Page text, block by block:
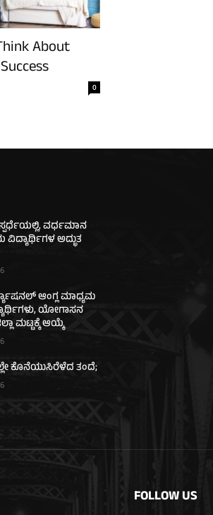
About
0
ವರ್ಧಮಾನ
ವಿದ್ಯಾರ್ಥಿಗಳ ಅದ್ಭುತ
ಆಂಗ್ಲ ಮಾಧ್ಯಮ
ಯೋಗಾಸನ
ಮಟ್ಟಕ್ಕೆ ಆಯ್ಕೆ
ಕೊನೆಯುಸಿರೆಳೆದ ತಂದೆ;
FOLLOW US